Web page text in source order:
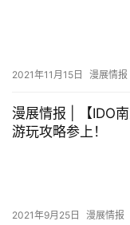
2021年11月15日 漫展情报
漫展情报 | 【IDO
游玩攻略参上！
2021年9月25日 漫展情报